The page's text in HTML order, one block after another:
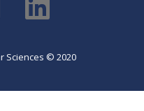
Sciences © 2020